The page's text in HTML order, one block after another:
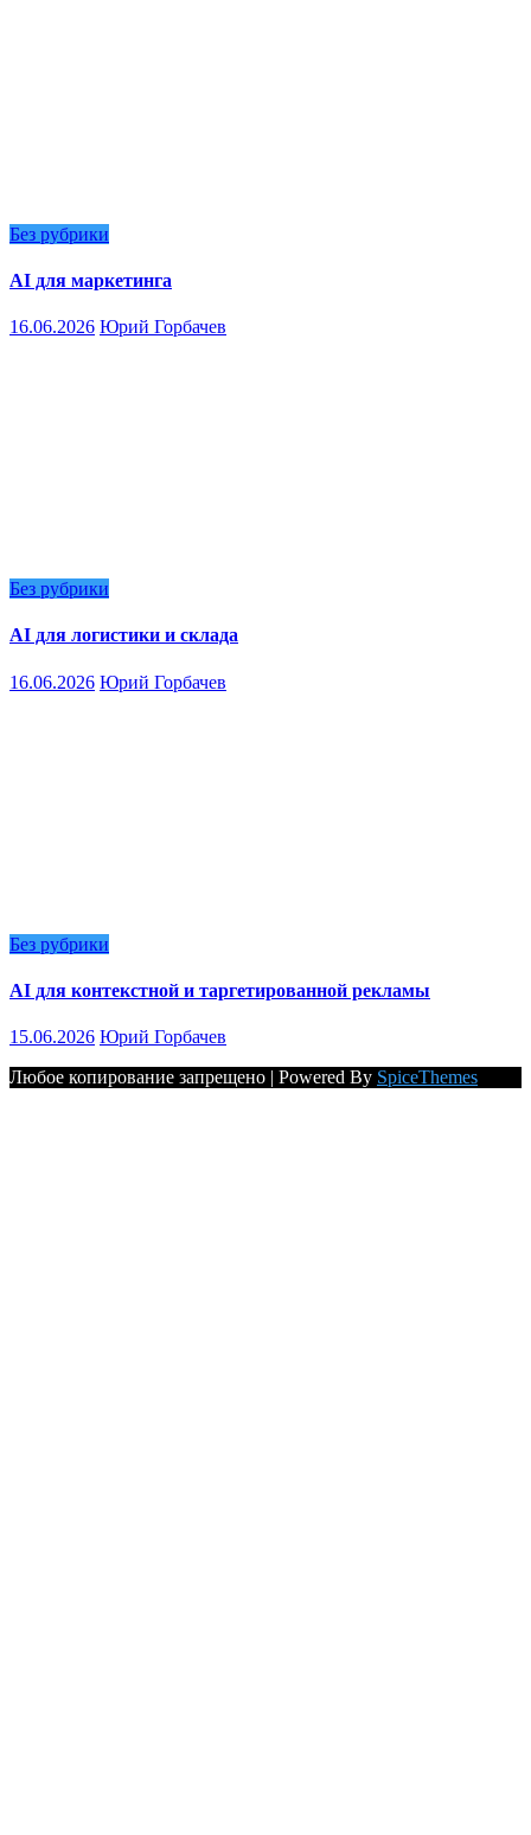
Без рубрики
AI для маркетинга
16.06.2026 Юрий Горбачев
Без рубрики
AI для логистики и склада
16.06.2026 Юрий Горбачев
Без рубрики
AI для контекстной и таргетированной рекламы
15.06.2026 Юрий Горбачев
Любое копирование запрещено | Powered By SpiceThemes